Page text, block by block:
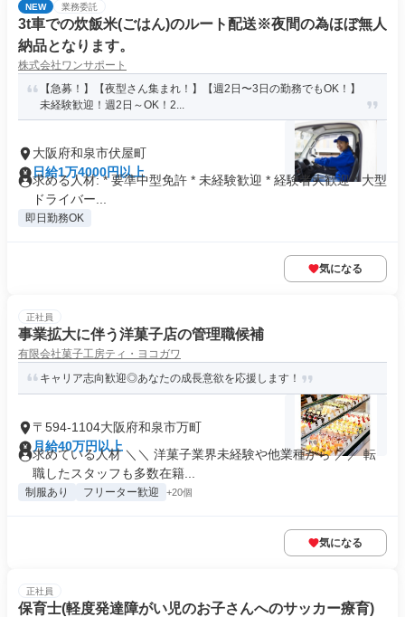
NEW 業務委託
3t車での炊飯米(ごはん)のルート配送※夜間の為ほぼ無人
納品となります。
株式会社ワンサポート
【急募！】【夜型さん集まれ！】【週2日〜3日の勤務でもOK！】
未経験歓迎！週2日～OK！2...
大阪府和泉市伏屋町
日給1万4000円以上
求める人材: * 要準中型免許 * 未経験歓迎 * 経験者大歓迎 * 大型
ドライバー...
即日勤務OK
気になる
正社員
事業拡大に伴う洋菓子店の管理職候補
有限会社菓子工房ティ・ヨコガワ
キャリア志向歓迎◎あなたの成長意欲を応援します！
〒594-1104大阪府和泉市万町
月給40万円以上
求めている人材 ＼＼ 洋菓子業界未経験や他業種から ／／ 転
職したスタッフも多数在籍...
制服あり フリーター歓迎 +20個
気になる
正社員
保育士(軽度発達障がい児のお子さんへのサッカー療育)